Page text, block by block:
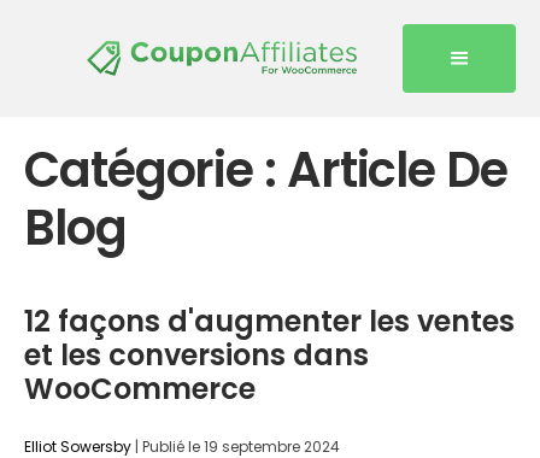
Catégorie :Article De
Blog
12 façons d'augmenter les ventes
et les conversions dans
WooCommerce
Elliot Sowersby | Publié le19 septembre 2024